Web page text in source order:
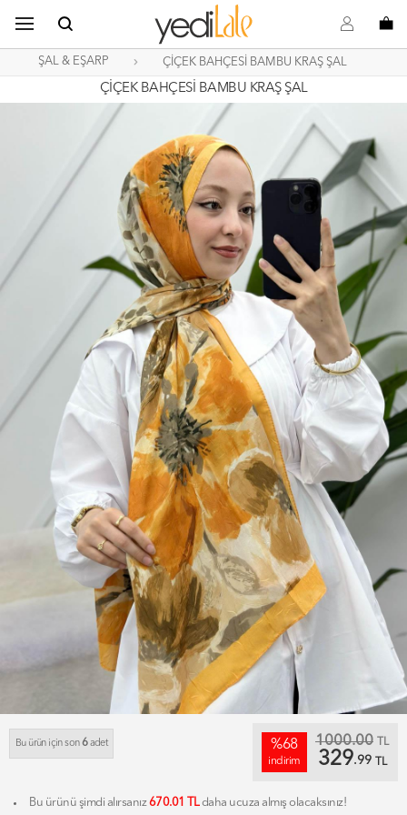
s o B
ŞAL & EŞARP ÇİÇEK BAHÇESİ BAMBU KRAŞ ŞAL
ÇİÇEK BAHÇESİ BAMBU KRAŞ ŞAL
Bu ürün için son6adet %68
indirim
1000.00 TL
329.99 TL
Bu ürünü şimdi alırsanız670.01 TLdaha ucuza almış olacaksınız!